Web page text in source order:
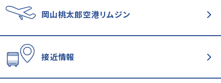
岡山桃太郎空港リムジン
接近情報